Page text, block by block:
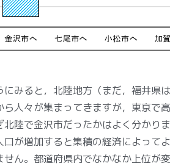
みると，北陸地方（まだ，福井県
ら人々が集まってきますが，東京で
北陸で金沢市だったかはよく分かり
口が増加すると集積の経済によって
せん。都道府県内でなかなか上位が